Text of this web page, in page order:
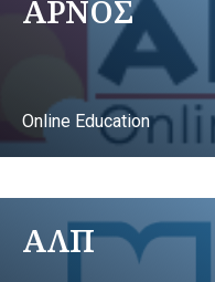
ΑΡΝΟΣ
Online Education
ΑΛΠ